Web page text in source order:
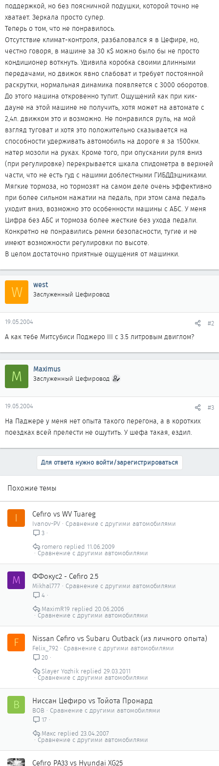
поддержкой, но без поясничной подушки, которой точно не
хватает. Зеркала просто супер.
Теперь о том, что не понравилось.
Отсутствие климат-контроля, разбаловался я в Цефире, но,
честно говоря, в машине за 30 к$ можно было бы не просто
кондиционер воткнуть. Удивила коробка своими длинными
передачами, но движок явно слабоват и требует постоянной
раскрутки, нормальная динамика появляется с 3000 оборотов.
До этого машина откровенно тупит. Ощущений как при кик-
дауне на этой машине не получить, хотя может на автомате с
2,4л. движком это и возможно. Не понравился руль, на мой
взгляд туговат и хотя это положительно сказывается на
способности удерживать автомобиль на дороге я за 1500км.
натер мозоли на руках. Кроме того, при опускании руля вниз
(при регулировке) перекрывается шкала спидометра в верхней
части, что не есть гуд с нашими доблестными ГИБДДэшниками.
Мягкие тормоза, но тормозят на самом деле очень эффективно
при более сильном нажатии на педаль, при этом сама педаль
уходит вниз, возможно это особенности машины с АБС. У меня
Цифра без АБС и тормоза более жесткие без ухода педали.
Конкретно не понравились ремни безопасности, тугие и не
имеют возможности регулировки по высоте.
В целом достаточно приятные ощущения от машинки.
W west
Заслуженный Цефировод
19.05.2004 #2
А как тебе Митсубиси Поджеро III c 3.5 литровым двиглом?
M Maximus
Заслуженный Цефировод
19.05.2004 #3
На Паджере у меня нет опыта такого перегона, а в коротких
поездках всей прелести не ощутить. У шефа такая, ездил.
Для ответа нужно войти/зарегистрироваться
Похожие темы
I Cefiro vs WV Tuareg
Ivanov-PV
Сравнение с другими автомобилями
3
Сравнение с другими автомобилями
11.06.2009
romero
M ФФокус2 - Cefiro 2.5
Mikhal777
Сравнение с другими автомобилями
4
Сравнение с другими автомобилями
20.06.2006
MaximR19
F Nissan Cefiro vs Subaru Outback (из личного опыта)
Felix_792
Сравнение с другими автомобилями
20
Сравнение с другими автомобилями
29.03.2011
Slayer Yozhik
В Ниссан Цефиро vs Тойота Пронард
ВОВ
Сравнение с другими автомобилями
17
Сравнение с другими автомобилями
23.04.2007
Макс
Cefiro PA33 vs Hyundai XG25